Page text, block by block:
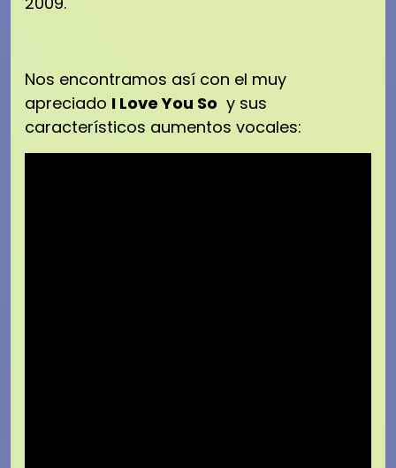
Nos encontramos así con el muy
apreciado I Love You So y sus
característicos aumentos vocales: